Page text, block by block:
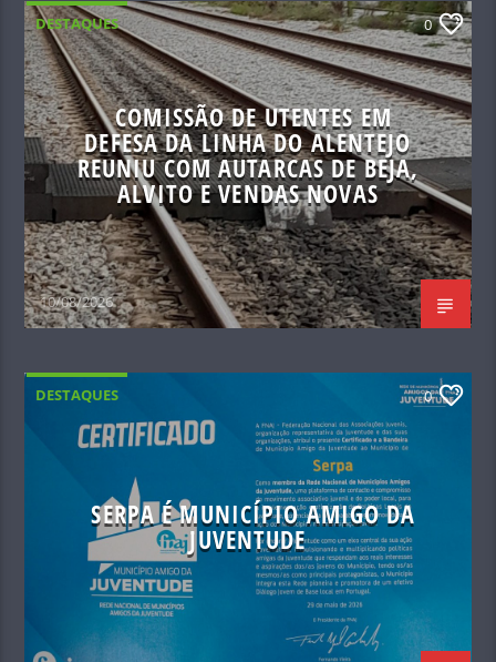
DESTAQUES 0
COMISSÃO DE UTENTES EM
DEFESA DA LINHA DO ALENTEJO
REUNIU COM AUTARCAS DE BEJA,
ALVITO E VENDAS NOVAS
10/08/2026
DESTAQUES 0
SERPA É MUNICÍPIO AMIGO DA
JUVENTUDE